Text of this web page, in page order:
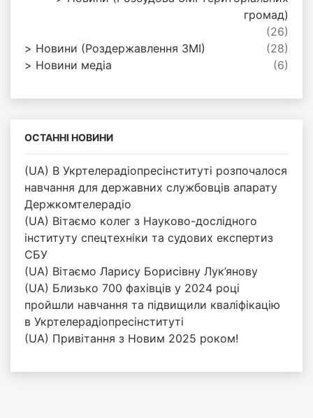
громад)
(26)
Новини (Роздержавлення ЗМІ)
(28)
Новини медіа
(6)
ОСТАННІ НОВИНИ
(UA) В Укртелерадіопресінституті розпочалося
навчання для державних службовців апарату
Держкомтелерадіо
(UA) Вітаємо колег з Науково-дослідного
інституту спецтехніки та судових експертиз
СБУ
(UA) Вітаємо Ларису Борисівну Лук’янову
(UA) Близько 700 фахівців у 2024 році
пройшли навчання та підвищили кваліфікацію
в Укртелерадіопресінституті
(UA) Привітання з Новим 2025 роком!